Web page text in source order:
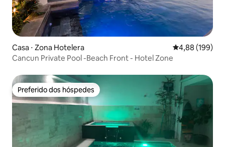
Casa ⋅ Zona Hotelera 4,88 de uma
4,88 (199)
Cancun Private Pool -Beach Front - Hotel Zone
Preferido dos hóspedes
Preferido dos hóspedes